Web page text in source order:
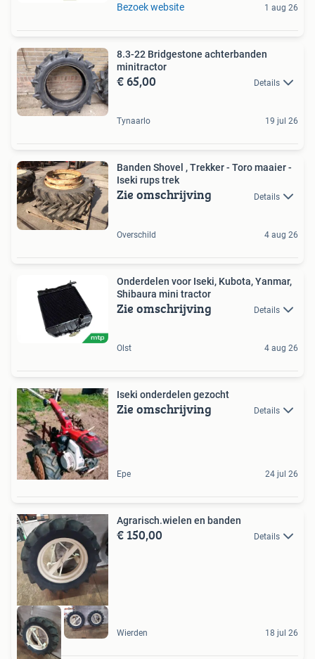
Bezoek website 1 aug 26
8.3-22 Bridgestone achterbanden
minitractor
€ 65,00 Details
Tynaarlo 19 jul 26
Banden Shovel , Trekker - Toro maaier -
Iseki rups trek
Zie omschrijving Details
Overschild 4 aug 26
Onderdelen voor Iseki, Kubota, Yanmar,
Shibaura mini tractor
Zie omschrijving Details
Olst 4 aug 26
Iseki onderdelen gezocht
Zie omschrijving Details
Epe 24 jul 26
Agrarisch.wielen en banden
€ 150,00 Details
Wierden 18 jul 26